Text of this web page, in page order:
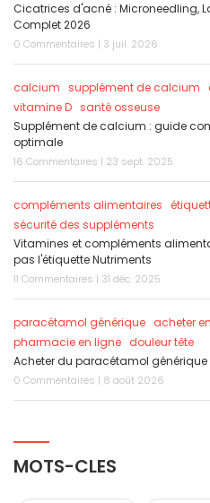
Cicatrices d'acné : Microneedling,
Complet 2026
0 Commentaires | 3 juil. 2026
calcium supplément de calcium
vitamine D santé osseuse
Supplément de calcium : guide
optimale
16 Commentaires | 23 sept. 2025
compléments alimentaires
sécurité des suppléments
Vitamines et compléments
pas l'étiquette Nutriments
11 Commentaires | 31 déc. 2025
paracétamol générique acheter
pharmacie en ligne douleur tête
Acheter du paracétamol générique
0 Commentaires | 8 août 2026
MOTS-CLES